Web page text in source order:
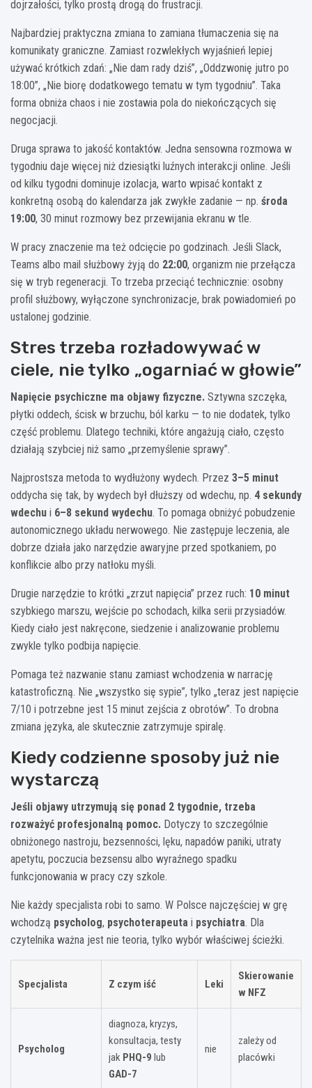
dojrzałości, tylko prostą drogą do frustracji.
Najbardziej praktyczna zmiana to zamiana tłumaczenia się na
komunikaty graniczne. Zamiast rozwlekłych wyjaśnień lepiej
używać krótkich zdań: „Nie dam rady dziś”, „Oddzwonię jutro po
18:00”, „Nie biorę dodatkowego tematu w tym tygodniu”. Taka
forma obniża chaos i nie zostawia pola do niekończących się
negocjacji.
Druga sprawa to jakość kontaktów. Jedna sensowna rozmowa w
tygodniu daje więcej niż dziesiątki luźnych interakcji online. Jeśli
od kilku tygodni dominuje izolacja, warto wpisać kontakt z
konkretną osobą do kalendarza jak zwykłe zadanie — np. środa
19:00, 30 minut rozmowy bez przewijania ekranu w tle.
W pracy znaczenie ma też odcięcie po godzinach. Jeśli Slack,
Teams albo mail służbowy żyją do 22:00, organizm nie przełącza
się w tryb regeneracji. To trzeba przeciąć technicznie: osobny
profil służbowy, wyłączone synchronizacje, brak powiadomień po
ustalonej godzinie.
Stres trzeba rozładowywać w
ciele, nie tylko „ogarniać w głowie”
Napięcie psychiczne ma objawy fizyczne. Sztywna szczęka,
płytki oddech, ścisk w brzuchu, ból karku — to nie dodatek, tylko
część problemu. Dlatego techniki, które angażują ciało, często
działają szybciej niż samo „przemyślenie sprawy”.
Najprostsza metoda to wydłużony wydech. Przez 3–5 minut
oddycha się tak, by wydech był dłuższy od wdechu, np. 4 sekundy
wdechu i 6–8 sekund wydechu. To pomaga obniżyć pobudzenie
autonomicznego układu nerwowego. Nie zastępuje leczenia, ale
dobrze działa jako narzędzie awaryjne przed spotkaniem, po
konflikcie albo przy natłoku myśli.
Drugie narzędzie to krótki „zrzut napięcia” przez ruch: 10 minut
szybkiego marszu, wejście po schodach, kilka serii przysiadów.
Kiedy ciało jest nakręcone, siedzenie i analizowanie problemu
zwykle tylko podbija napięcie.
Pomaga też nazwanie stanu zamiast wchodzenia w narrację
katastroficzną. Nie „wszystko się sypie”, tylko „teraz jest napięcie
7/10 i potrzebne jest 15 minut zejścia z obrotów”. To drobna
zmiana języka, ale skutecznie zatrzymuje spiralę.
Kiedy codzienne sposoby już nie
wystarczą
Jeśli objawy utrzymują się ponad 2 tygodnie, trzeba
rozważyć profesjonalną pomoc. Dotyczy to szczególnie
obniżonego nastroju, bezsenności, lęku, napadów paniki, utraty
apetytu, poczucia bezsensu albo wyraźnego spadku
funkcjonowania w pracy czy szkole.
Nie każdy specjalista robi to samo. W Polsce najczęściej w grę
wchodzą psycholog, psychoterapeuta i psychiatra. Dla
czytelnika ważna jest nie teoria, tylko wybór właściwej ścieżki.
Specjalista Z czym iść Leki
Skierowanie
w NFZ
Psycholog
diagnoza, kryzys,
konsultacja, testy
jak PHQ-9 lub
GAD-7
nie
zależy od
placówki